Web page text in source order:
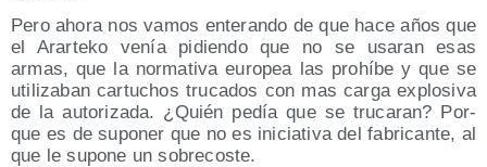
Pero aho­ra nos vamos ente­ran­do de que hace años que
el Arar­te­ko venía pidien­do que no se usa­ran esas
armas, que la nor­ma­ti­va euro­pea las prohí­be y que se
uti­li­za­ban car­tu­chos tru­ca­dos con mas car­ga explo­si­va
de la auto­ri­za­da. ¿Quién pedía que se tru­ca­ran? Por­
que es de supo­ner que no es ini­cia­ti­va del fabri­can­te, al
que le supo­ne un sobrecoste.